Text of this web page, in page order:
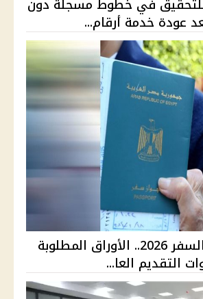
عودة خدمة أرقام...
استخراج جواز السفر 2026.. الأوراق المطلوبة
التقديم العا...